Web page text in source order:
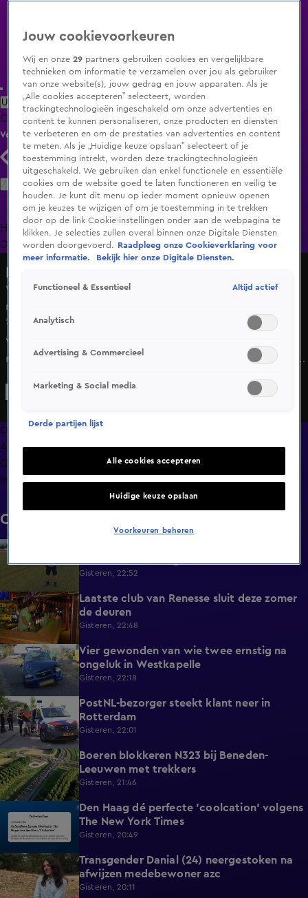
Uitzending Gemist Populaire programma's Zenders Genres
ClipsFilmsRadioSmart TV inlogShop
Volg KIJK
Zoeken
HomeUitzending Gemist Programma's De Bondgenoten
OranjezomerLivestreamsShop
Vliegtuigspotters speuren op Schiphol naar de vele
regeringstoestellen die landen
23 juni 2025, 17:51
Vliegtuigspotters die op Schiphol wachten op de vele
regeringstoestellen die voor de NAVO-top naar ons land
vrachtvliegtuigen zien landen. "Het valt tot nu toe een
zegt de 22-jarige Storm Idema uit het Brabantse Alphen.
Overzicht
Afleveringen
Clips
Info
Clips
1:54
Gisteren, 22:52
2:08
Laatste club van Renesse sluit deze zomer
de deuren
Gisteren, 22:48
0:30
Vier gewonden van wie twee ernstig na
ongeluk in Westkapelle
Gisteren, 22:18
0:26
PostNL-bezorger steekt klant neer in
Rotterdam
Gisteren, 22:01
0:33
Boeren blokkeren N323 bij Beneden-
Leeuwen met trekkers
Gisteren, 21:46
Den Haag dé perfecte 'coolcation' volgens
The New York Times
Gisteren, 20:49
2:04
Transgender Danial (24) neergestoken na
afwijzen medebewoner azc
Gisteren, 20:11
Jouw cookievoorkeuren
Wij en onze29 partners gebruiken cookies en vergelijkbare
technieken om informatie te verzamelen over jou als gebruiker
van onze website(s), jouw gedrag en jouw apparaten. Als je
„Alle cookies accepteren” selecteert, worden
trackingtechnologieën ingeschakeld om onze advertenties en
content te kunnen personaliseren, onze producten en diensten
te verbeteren en om de prestaties van advertenties en content
te meten. Als je „Huidige keuze opslaan” selecteert of je
toestemming intrekt, worden deze trackingtechnologieën
uitgeschakeld. We gebruiken dan enkel functionele en essentiële
cookies om de website goed te laten functioneren en veilig te
houden. Je kunt dit menu op ieder moment opnieuw openen
om je keuzes te wijzigen of om je toestemming in te trekken
door op de link Cookie-instellingen onder aan de webpagina te
klikken. Je selecties zullen overal binnen onze Digitale Diensten
worden doorgevoerd.
Raadpleeg onze Cookieverklaring voor
meer informatie.
Bekijk hier onze Digitale Diensten.
Functioneel & Essentieel Altijd actief
Analytisch
Advertising & Commercieel
Marketing & Social media
Derde partijen lijst
Alle cookies accepteren
Huidige keuze opslaan
Voorkeuren beheren